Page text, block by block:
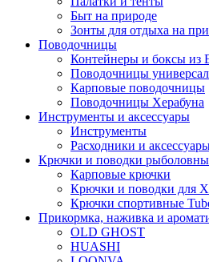
Быт на природе
Зонты для отдыха на
Поводочницы
Контейнеры и боксы из
Поводочницы
Карповые поводочницы
Поводочницы Херабуна
Инструменты и аксессуары
Инструменты
Расходники и
Крючки и поводки
Карповые крючки
Крючки и поводки для
Крючки спортивные
Прикормка, наживка и
OLD GHOST
HUASHI